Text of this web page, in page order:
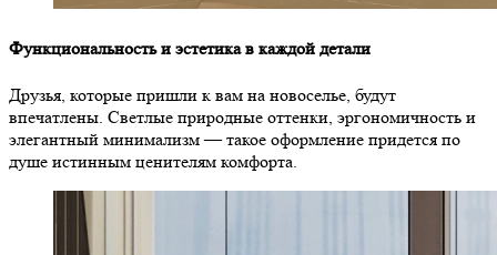
Функциональность и эстетика в каждой детали
Друзья, которые пришли к вам на новоселье, будут
впечатлены. Светлые природные оттенки, эргономичность и
элегантный минимализм — такое оформление придется по
душе истинным ценителям комфорта.